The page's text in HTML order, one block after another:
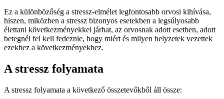
Ez a különbözőség a stressz-elmélet legfontosabb orvosi kihívása,
hiszen, miközben a stressz bizonyos esetekben a legsúlyosabb
élettani következményekkel járhat, az orvosnak adott esetben, adott
betegnél fel kell fedeznie, hogy miért és milyen helyzetek vezettek
ezekhez a következményekhez.
A stressz folyamata
A stressz folyamata a következő összetevőkből áll össze: